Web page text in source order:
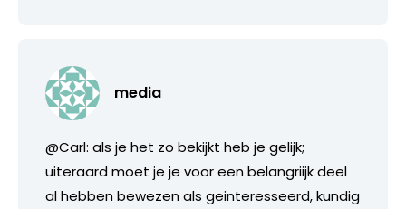
media
@Carl: als je het zo bekijkt heb je gelijk;
uiteraard moet je je voor een belangriijk deel
al hebben bewezen als geinteresseerd, kundig